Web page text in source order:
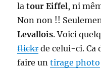
latour Eiffel, ni
Non non !!
Levallois. Voici
flickrde celui-ci. Ca
faire untirage photo